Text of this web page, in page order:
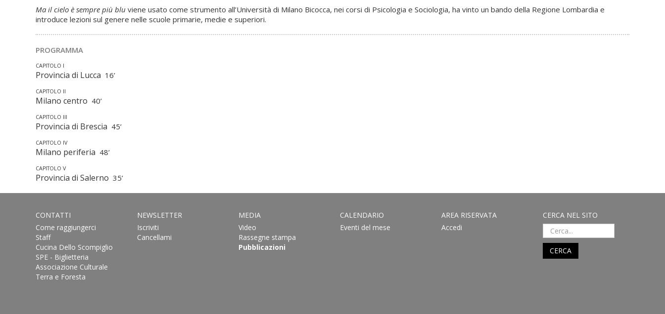
Ma il cielo è sempre più blu viene usato come strumento all’Università di Milano Bicocca, nei corsi di Psicologia e Sociologia, ha vinto un bando della Regione Lombardia e
introduce lezioni sul genere nelle scuole primarie, medie e superiori.
PROGRAMMA
CAPITOLO I
Provincia di Lucca 16’
CAPITOLO II
Milano centro 40’
CAPITOLO III
Provincia di Brescia 45’
CAPITOLO IV
Milano periferia 48’
CAPITOLO V
Provincia di Salerno 35’
CONTATTI
Come raggiungerci
Staff
Cucina Dello Scompiglio
SPE - Biglietteria
Associazione Culturale
Terra e Foresta
NEWSLETTER
Iscriviti
Cancellami
MEDIA
Video
Rassegne stampa
Pubblicazioni
CALENDARIO
Eventi del mese
AREA RISERVATA
Accedi
CERCA NEL SITO
CERCA